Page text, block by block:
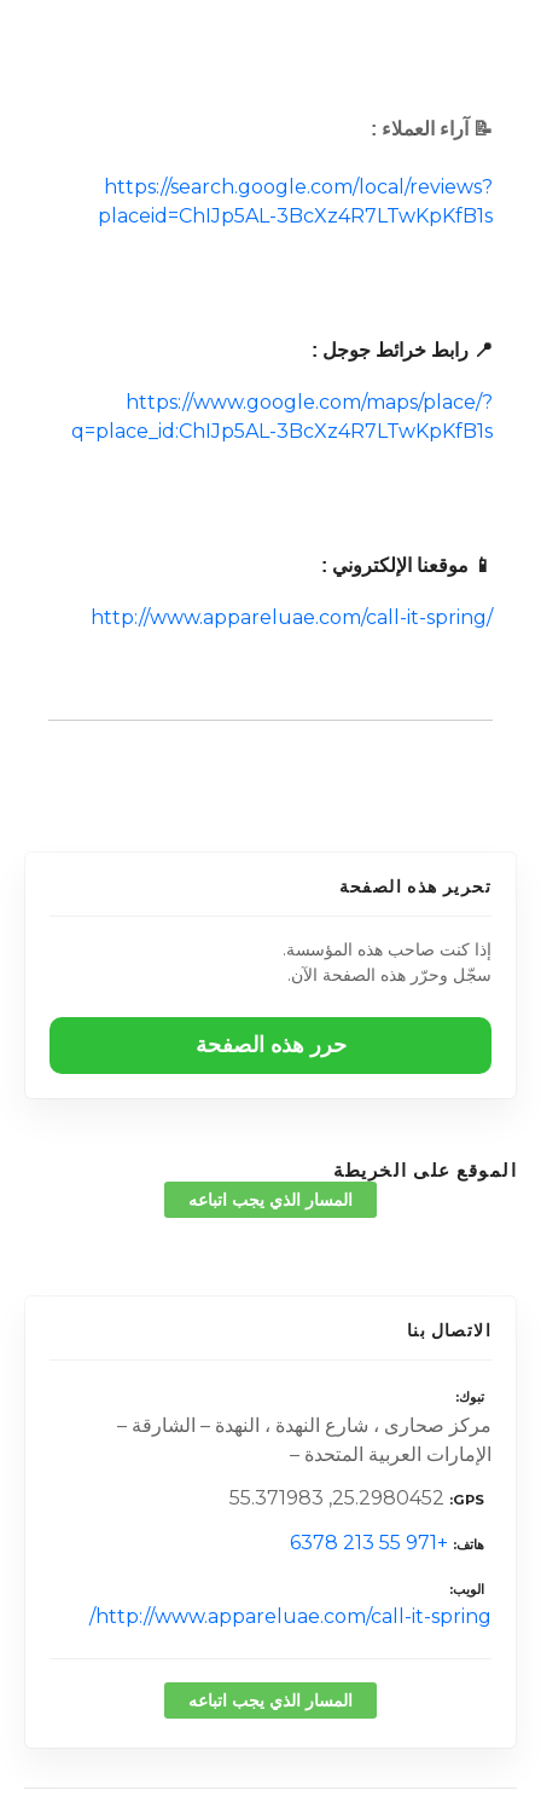
📝 آراء العملاء :
https://search.google.com/local/reviews?
placeid=ChIJp5AL-3BcXz4R7LTwKpKfB1s
📍 رابط خرائط جوجل :
https://www.google.com/maps/place/?
q=place_id:ChIJp5AL-3BcXz4R7LTwKpKfB1s
📱 موقعنا الإلكتروني :
http://www.appareluae.com/call-it-spring/
تحرير هذه الصفحة
إذا كنت صاحب هذه المؤسسة.
سجّل وحرّر هذه الصفحة الآن.
حرر هذه الصفحة
الموقع على الخريطة
المسار الذي يجب اتباعه
الاتصال بنا
تبوك
مركز صحارى ، شارع النهدة ، النهدة – الشارقة –
الإمارات العربية المتحدة –
GPS
25.2980452, 55.371983
هاتف +971 55 213 6378
الويب
http://www.appareluae.com/call-it-spring/
المسار الذي يجب اتباعه